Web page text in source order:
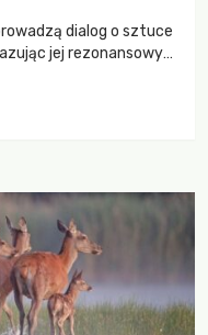
dialog o sztuce
jej rezonansowy